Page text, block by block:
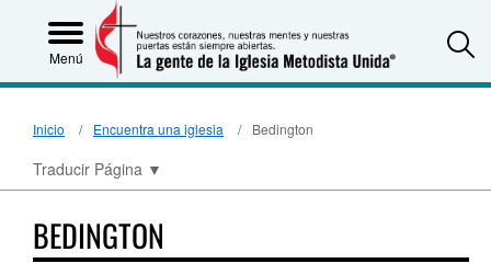
Menú
Inicio Encuentra una iglesia Bedington
Traducir Página ▼
BEDINGTON